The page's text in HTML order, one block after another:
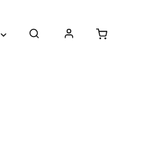
Vouchery Sexy outlet